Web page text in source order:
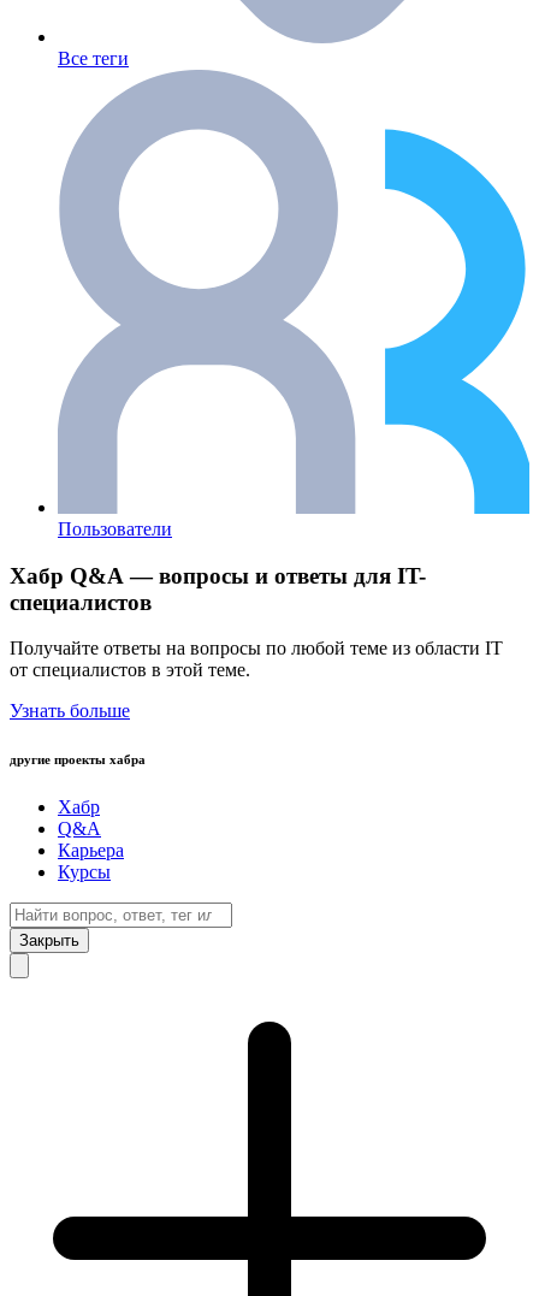
Все теги
Пользователи
Хабр Q&A — вопросы и ответы для IT-
специалистов
Получайте ответы на вопросы по любой теме из области IT
от специалистов в этой теме.
Узнать больше
другие проекты хабра
Хабр
Q&A
Карьера
Курсы
Закрыть